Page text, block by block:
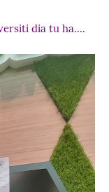
dia tu ha....